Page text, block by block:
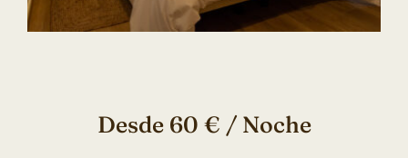
Desde 60 € / Noche